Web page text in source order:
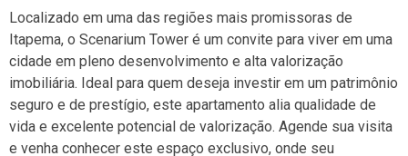
Localizado em uma das regiões mais promissoras de
Itapema, o Scenarium Tower é um convite para viver em uma
cidade em pleno desenvolvimento e alta valorização
imobiliária. Ideal para quem deseja investir em um patrimônio
seguro e de prestígio, este apartamento alia qualidade de
vida e excelente potencial de valorização. Agende sua visita
e venha conhecer este espaço exclusivo, onde seu